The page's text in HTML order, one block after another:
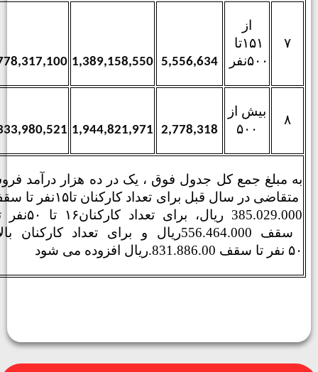
۱۵۱تا
۵۰۰نفر 5,556,634
1,389,158,550
2,778,317,100
بیش از
۵۰۰
2,778,318
1,944,821,971
3,333,980,521
مبلغ جمع کل جدول فوق ، یک در ده هزار درآمد فروش
۱۵نفر تا سقف
ریال، برای تعداد کارکنان ۱۶تا ۵۰
556.464.000ریال و برای تعداد کارکنان بالای
831.886.00ریال افزوده می شود.